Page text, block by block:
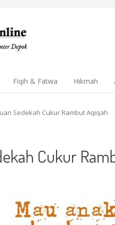
Fiqih & Fatwa Hikmah
Sedekah Cukur Rambut Aqiqah
Cukur